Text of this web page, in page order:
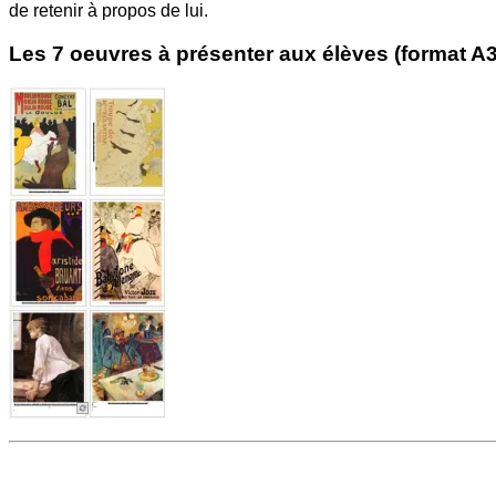
de retenir à propos de lui.
Les 7 oeuvres à présenter aux élèves (format